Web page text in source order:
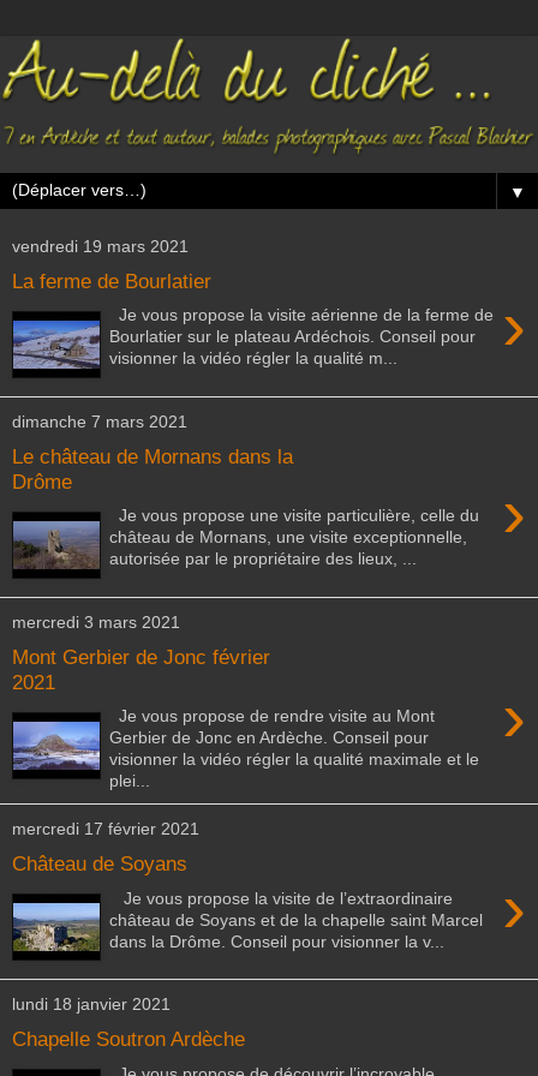
▼
vendredi 19 mars 2021
La ferme de Bourlatier
›
Je vous propose la visite aérienne de la ferme de
Bourlatier sur le plateau Ardéchois. Conseil pour
visionner la vidéo régler la qualité m...
dimanche 7 mars 2021
Le château de Mornans dans la
Drôme
›
Je vous propose une visite particulière, celle du
château de Mornans, une visite exceptionnelle,
autorisée par le propriétaire des lieux, ...
mercredi 3 mars 2021
Mont Gerbier de Jonc février
2021
›
Je vous propose de rendre visite au Mont
Gerbier de Jonc en Ardèche. Conseil pour
visionner la vidéo régler la qualité maximale et le
plei...
mercredi 17 février 2021
Château de Soyans
›
Je vous propose la visite de l’extraordinaire
château de Soyans et de la chapelle saint Marcel
dans la Drôme. Conseil pour visionner la v...
lundi 18 janvier 2021
Chapelle Soutron Ardèche